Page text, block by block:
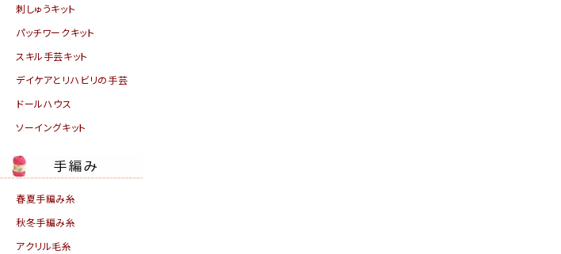
刺しゅうキット
パッチワークキット
スキル手芸キット
デイケアとリハビリの手芸
ドールハウス
ソーイングキット
春夏手編み糸
秋冬手編み糸
アクリル毛糸